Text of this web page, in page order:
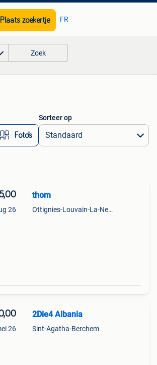
Plaats zoekertje FR
Zoek
Foto’s
Sorteer op
26
thom
Ottignies-Louvain-La-Neuve
26
2Die4 Albania
Sint-Agatha-Berchem